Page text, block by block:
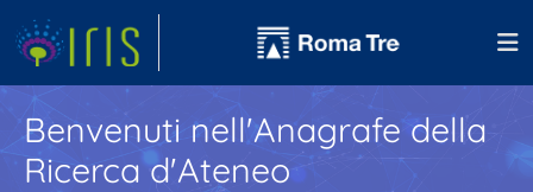
Benvenuti nell'Anagrafe della
Ricerca d'Ateneo